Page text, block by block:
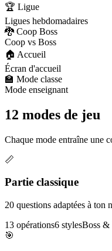
🏆 Ligue
Ligues hebdomadaires
🐉 Coop Boss
Coop vs Boss
🏠 Accueil
Écran d'accueil
🏫 Mode classe
Mode enseignant
12 modes de jeu
Chaque mode entraîne une
📏
Partie classique
20 questions adaptées à
13 opérations6 stylesBoss &
🎯